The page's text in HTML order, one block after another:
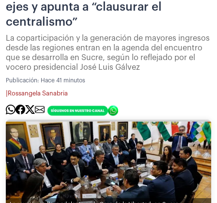
ejes y apunta a “clausurar el
centralismo”
La coparticipación y la generación de mayores ingresos
desde las regiones entran en la agenda del encuentro
que se desarrolla en Sucre, según lo reflejado por el
vocero presidencial José Luis Gálvez
Publicación: Hace 41 minutos
Rossangela Sanabria